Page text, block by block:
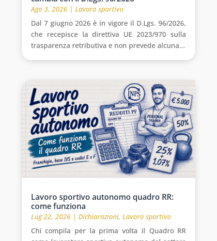
Ago 3, 2026| Lavoro sportivo
Dal 7 giugno 2026 è in vigore il D.Lgs. 96/2026,
che recepisce la direttiva UE 2023/970 sulla
trasparenza retributiva e non prevede alcuna...
Lavoro sportivo autonomo quadro RR:
come funziona
Lug 22, 2026| Dichiarazioni, Lavoro sportivo
Chi compila per la prima volta il Quadro RR